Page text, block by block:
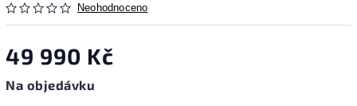
Neohodnoceno
49 990 Kč
Na objedávku